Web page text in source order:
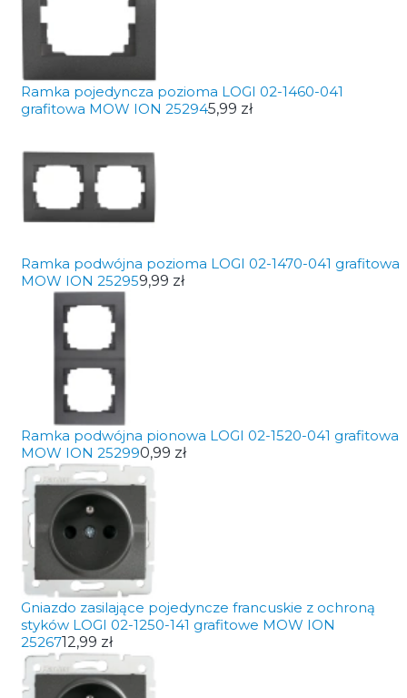
Ramka pojedyncza pozioma LOGI 02-1460-041
grafitowa MOW ION 252945,99 zł
Ramka podwójna pozioma LOGI 02-1470-041 grafitowa
MOW ION 252959,99 zł
Ramka podwójna pionowa LOGI 02-1520-041 grafitowa
MOW ION 252990,99 zł
Gniazdo zasilające pojedyncze francuskie z ochroną
styków LOGI 02-1250-141 grafitowe MOW ION
2526712,99 zł